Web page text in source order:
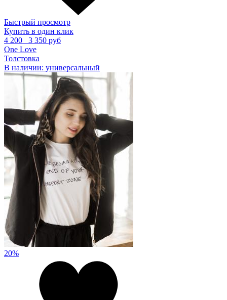
Быстрый просмотр
Купить в один клик
4 200
3 350 руб
One Love
Толстовка
В наличии: универсальный
20%